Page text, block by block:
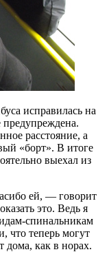
исправилась на
предупреждена.
расстояние, а
«борт». В итоге
выехал из
ей, — говорит
это. Ведь я
спинальникам
что теперь могут
дома, как в норах.